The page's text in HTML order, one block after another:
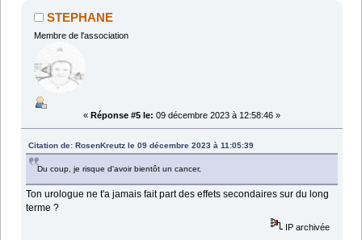
STEPHANE
Membre de l'association
« Réponse #5 le: 09 décembre 2023 à 12:58:46 »
Citation de: RosenKreutz le 09 décembre 2023 à 11:05:39
Du coup, je risque d'avoir bientôt un cancer,
Ton urologue ne t'a jamais fait part des effets secondaires sur du long
terme ?
IP archivée